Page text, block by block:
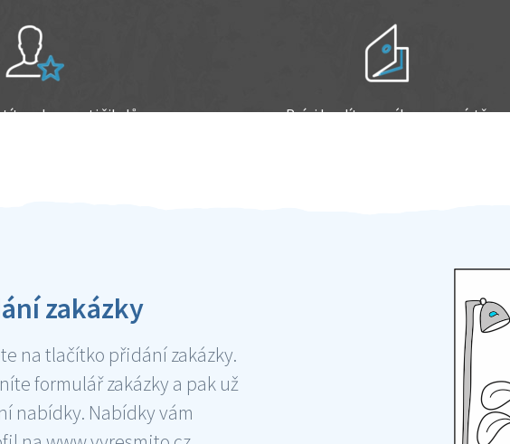
schopnosti šikulů Práci hradíte po výkonu na místě
zakázky
na tlačítko přidání zakázky.
formulář zakázky a pak už
nabídky. Nabídky vám